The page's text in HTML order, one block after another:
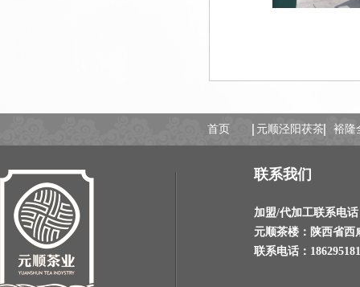
首页 元顺泾阳茯茶 裕隆
联系我们
加盟/代加工联系电话
元顺茶楼：陕西省西
联系电话：